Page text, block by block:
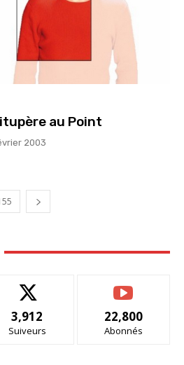
au Point
2003
3,912
Suiveurs
22,800
Abonnés